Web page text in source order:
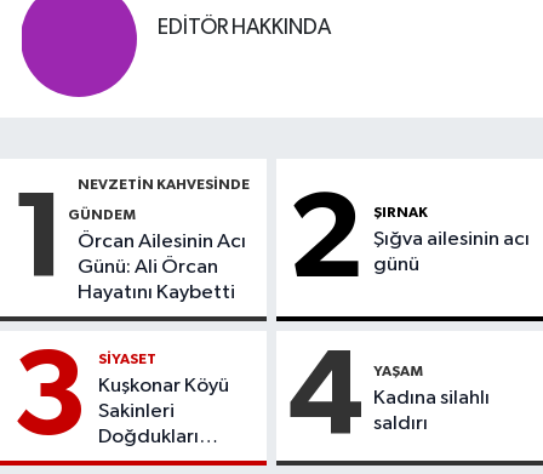
EDITÖR HAKKINDA
1 NEVZETİN KAHVESİNDE
GÜNDEM
Örcan Ailesinin Acı
Günü: Ali Örcan
Hayatını Kaybetti
2 ŞIRNAK
Şığva ailesinin acı
günü
3 SİYASET
Kuşkonar Köyü
Sakinleri
Doğdukları
Topraklara
4 YAŞAM
Kadına silahlı
saldırı